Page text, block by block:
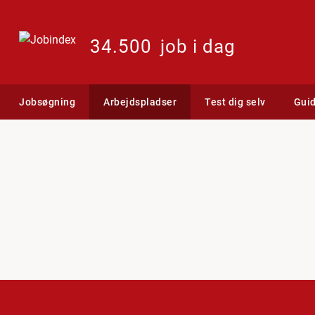
34.500 job i dag
Jobsøgning Arbejdspladser Test dig selv